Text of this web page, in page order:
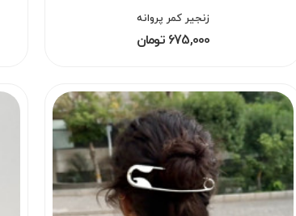
زنجیر کمر پروانه
675,000 تومان